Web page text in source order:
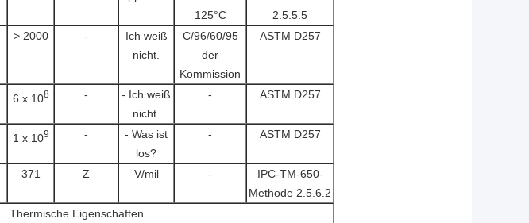
125°C
2.5.5.5
> 2000 -
Ich weiß
nicht.
C/96/60/95
der
Kommission
ASTM D257
6 x 108 -
- Ich weiß
nicht.
- ASTM D257
1 x 109 -
- Was ist
los?
- ASTM D257
371 Z V/mil -
IPC-TM-650-
Methode 2.5.6.2
Thermische Eigenschaften